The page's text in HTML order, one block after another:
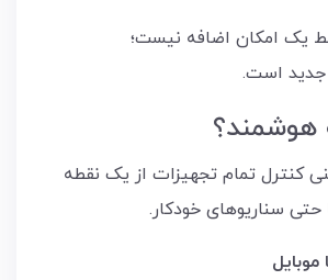
یک امکان اضافه نیست؛
است.
هوشمند؟
کنترل تمام تجهیزات از یک نقطه
حتی سناریوهای خودکار.